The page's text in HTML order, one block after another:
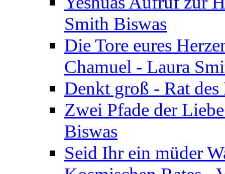
Smith Biswas
Die Tore eures
Chamuel - Laura
Denkt groß - Rat
Zwei Pfade der
Biswas
Seid Ihr ein müder